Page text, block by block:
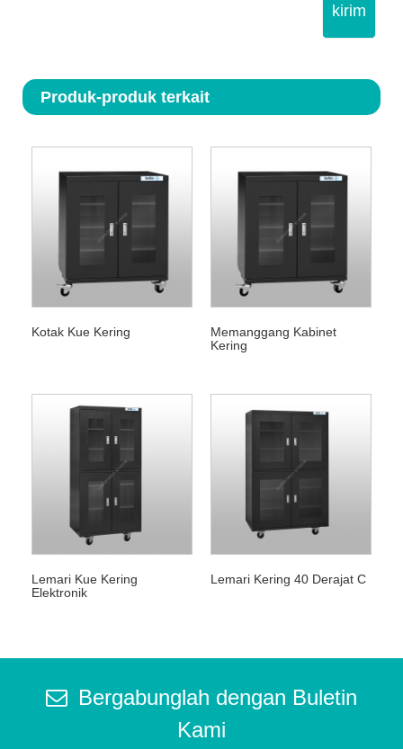
kirim
Produk-produk terkait
Kotak Kue Kering
Memanggang Kabinet
Kering
Lemari Kue Kering
Elektronik
Lemari Kering 40 Derajat C
Bergabunglah dengan Buletin
Kami